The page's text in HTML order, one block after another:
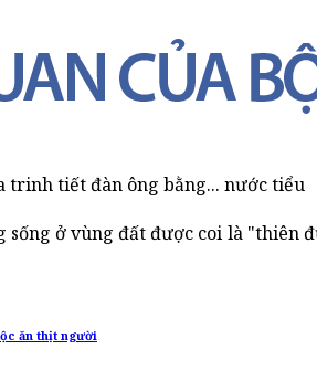
trinh tiết đàn ông bằng... nước tiểu
sống ở vùng đất được coi là "thiên
ăn thịt người